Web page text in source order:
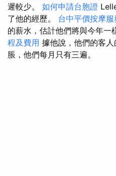
遲較少。 如何申請台胞證
了他的經歷。 台中平價按摩服
的薪水，估計他們將與今年一
程及費用 據他說，他們的客
脹，他們每月只有三遍。